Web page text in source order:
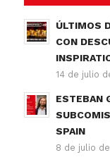
ÚLTIMOS
CON
14 de julio
ESTEBAN
SPAIN
8 de julio